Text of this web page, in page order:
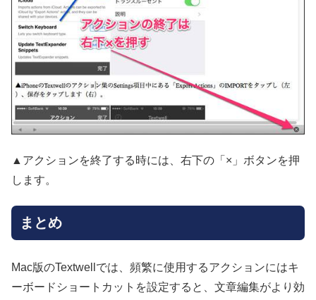
▲アクションを終了する時には、右下の「×」ボタンを押
します。
まとめ
Mac版のTextwellでは、頻繁に使用するアクションにはキ
ーボードショートカットを設定すると、文章編集がより効